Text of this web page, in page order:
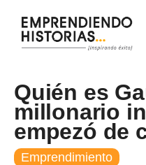
contenido
Quién es
millonario
empezó de
Emprendimiento